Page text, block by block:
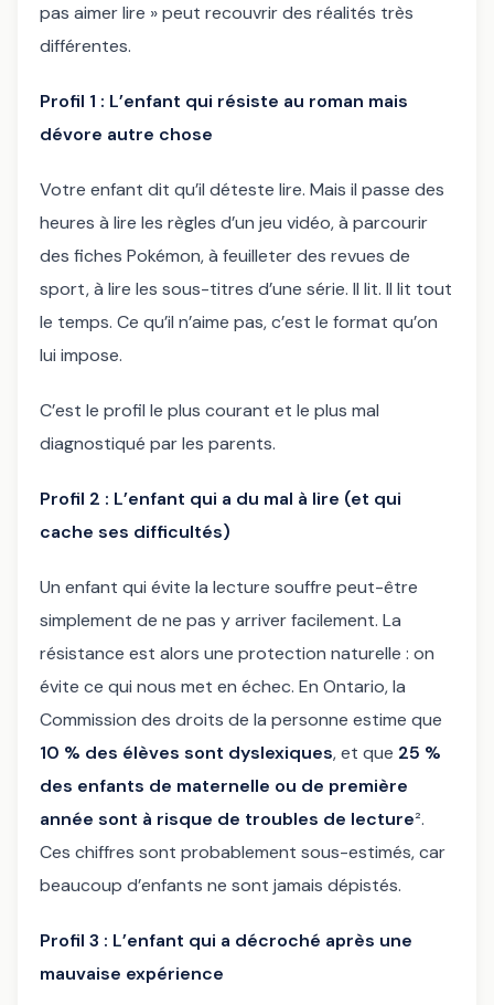
pas aimer lire » peut recouvrir des réalités très
différentes.
Profil 1 : L’enfant qui résiste au roman mais
dévore autre chose
Votre enfant dit qu’il déteste lire. Mais il passe des
heures à lire les règles d’un jeu vidéo, à parcourir
des fiches Pokémon, à feuilleter des revues de
sport, à lire les sous-titres d’une série. Il lit. Il lit tout
le temps. Ce qu’il n’aime pas, c’est le format qu’on
lui impose.
C’est le profil le plus courant et le plus mal
diagnostiqué par les parents.
Profil 2 : L’enfant qui a du mal à lire (et qui
cache ses difficultés)
Un enfant qui évite la lecture souffre peut-être
simplement de ne pas y arriver facilement. La
résistance est alors une protection naturelle : on
évite ce qui nous met en échec. En Ontario, la
Commission des droits de la personne estime que
10 % des élèves sont dyslexiques, et que 25 %
des enfants de maternelle ou de première
année sont à risque de troubles de lecture².
Ces chiffres sont probablement sous-estimés, car
beaucoup d’enfants ne sont jamais dépistés.
Profil 3 : L’enfant qui a décroché après une
mauvaise expérience